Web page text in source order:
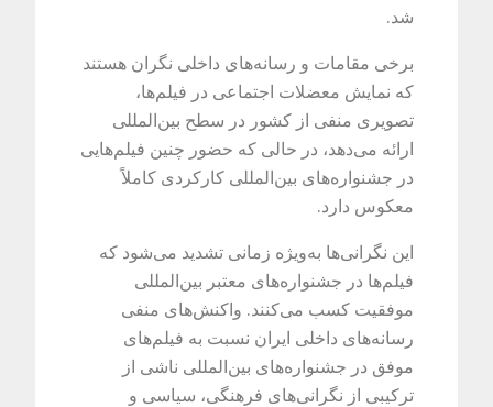
شد.
برخی مقامات و رسانه‌های داخلی نگران هستند
که نمایش معضلات اجتماعی در فیلم‌ها،
تصویری منفی از کشور در سطح بین‌المللی
ارائه می‌دهد، در حالی که حضور چنین فیلم‌هایی
در جشنواره‌های بین‌المللی کارکردی کاملاً
معکوس دارد.
این نگرانی‌ها به‌ویژه زمانی تشدید می‌شود که
فیلم‌ها در جشنواره‌های معتبر بین‌المللی
موفقیت کسب می‌کنند. واکنش‌های منفی
رسانه‌های داخلی ایران نسبت به فیلم‌های
موفق در جشنواره‌های بین‌المللی ناشی از
ترکیبی از نگرانی‌های فرهنگی، سیاسی و